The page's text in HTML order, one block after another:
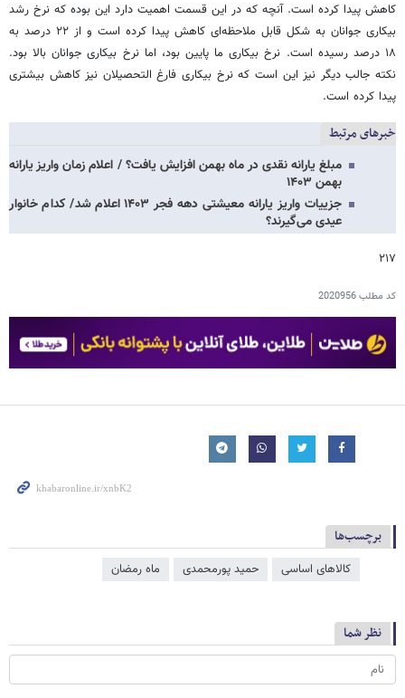
کاهش پیدا کرده است. آنچه که در این قسمت اهمیت دارد این بوده که نرخ رشد
بیکاری جوانان به شکل قابل ملاحظه‌ای کاهش پیدا کرده است و از ۲۲ درصد به
۱۸ درصد رسیده است. نرخ بیکاری ما پایین بود، اما نرخ بیکاری جوانان بالا بود.
نکته جالب دیگر نیز این است که نرخ بیکاری فارغ التحصیلان نیز کاهش بیشتری
پیدا کرده است.
خبرهای مرتبط
مبلغ یارانه نقدی در ماه بهمن افزایش یافت؟ / اعلام زمان واریز یارانه
بهمن ۱۴۰۳
جزییات واریز یارانه معیشتی دهه فجر ۱۴۰۳ اعلام شد/ کدام خانوار
عیدی می‌گیرند؟
۲۱۷
کد مطلب2020956
برچسب‌ها
کالاهای اساسی حمید پورمحمدی ماه رمضان
نظر شما